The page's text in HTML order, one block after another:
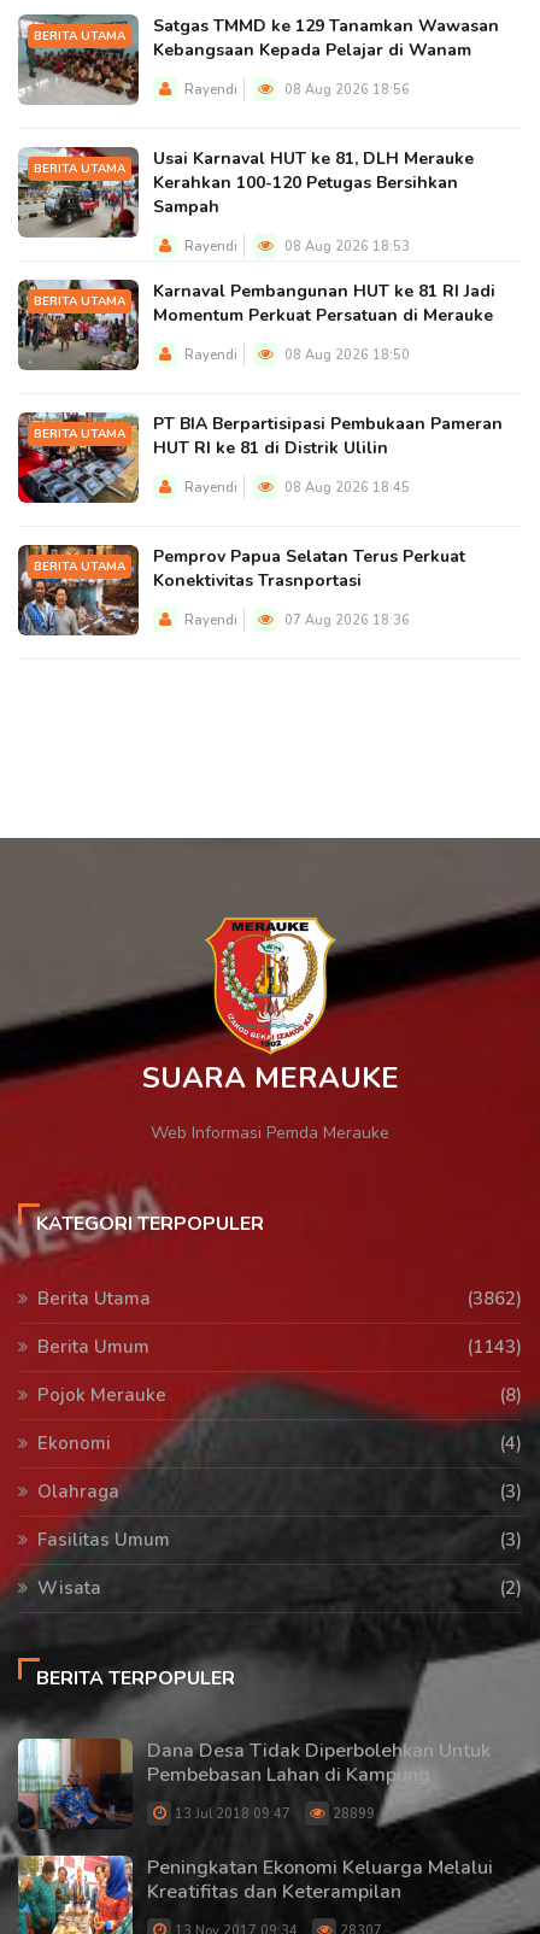
BERITA UTAMA
Satgas TMMD ke 129 Tanamkan Wawasan
Kebangsaan Kepada Pelajar di Wanam
Rayendi 08 Aug 2026 18:56
BERITA UTAMA
Usai Karnaval HUT ke 81, DLH Merauke
Kerahkan 100-120 Petugas Bersihkan
Sampah
Rayendi 08 Aug 2026 18:53
BERITA UTAMA
Karnaval Pembangunan HUT ke 81 RI Jadi
Momentum Perkuat Persatuan di Merauke
Rayendi 08 Aug 2026 18:50
BERITA UTAMA
PT BIA Berpartisipasi Pembukaan Pameran
HUT RI ke 81 di Distrik Ulilin
Rayendi 08 Aug 2026 18:45
BERITA UTAMA
Pemprov Papua Selatan Terus Perkuat
Konektivitas Trasnportasi
Rayendi 07 Aug 2026 18:36
SUARA MERAUKE
Web Informasi Pemda Merauke
KATEGORI TERPOPULER
Berita Utama
(3862)
Berita Umum
(1143)
Pojok Merauke
(8)
Ekonomi
(4)
Olahraga
(3)
Fasilitas Umum
(3)
Wisata
(2)
BERITA TERPOPULER
Dana Desa Tidak Diperbolehkan Untuk
Pembebasan Lahan di Kampung
13 Jul 2018 09:47 28899
Peningkatan Ekonomi Keluarga Melalui
Kreatifitas dan Keterampilan